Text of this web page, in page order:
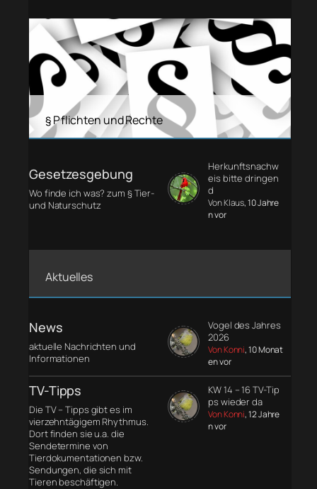
§ Pflichten und Rechte
Gesetzesgebung
Wo finde ich was? zum § Tier-
und Naturschutz
Herkunftsnachw
eis bitte dringen
d
Von Klaus, 10 Jahre
n vor
Aktuelles
News
aktuelle Nachrichten und
Informationen
Vogel des Jahres
2026
Von Konni, 10 Monat
en vor
TV-Tipps
Die TV – Tipps gibt es im
vierzehntägigem Rhythmus.
Dort finden sie u.a. die
Sendetermine von
Tierdokumentationen bzw.
Sendungen, die sich mit
Tieren beschäftigen.
KW 14 – 16 TV-Tip
ps wieder da
Von Konni, 12 Jahre
n vor